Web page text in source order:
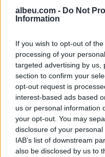
albeu.com - Do Not
Information
If you wish to opt-out of
processing of your
targeted advertising by us,
section to confirm your
opt-out request is
interest-based ads based
us or personal information
your opt-out. You may
disclosure of your
IAB’s list of downstream
also be disclosed by us to
FOTO/ Chiara Ferragni
e dashuruar se kurrë,
kush është CEO që i
rrëmbeu zemrën pas
ndarjes